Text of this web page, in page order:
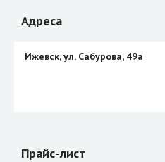
Адреса
Ижевск, ул. Сабурова, 49а
Прайс-лист